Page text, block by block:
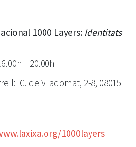
1000 Layers: Identitats
– 20.00h
C. de Viladomat, 2-8, 08015
1000layers